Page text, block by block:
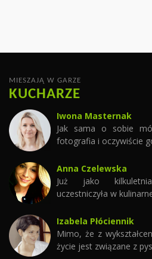
MIESZAJĄ W GARZE
KUCHARZE
Iwona Masternak
Jak sama o sobie
fotografia i oczywiście
Anna Czelewska
Już jako
uczestniczyła w
Izabela Płóciennik
Mimo, że z
życie jest związane z